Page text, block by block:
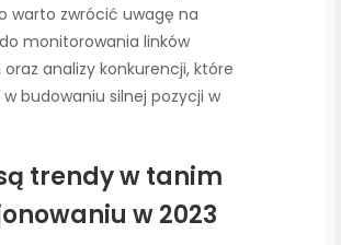
warto zwrócić uwagę na
monitorowania linków
analizy konkurencji, które
budowaniu silnej pozycji w
trendy w tanim
w 2023